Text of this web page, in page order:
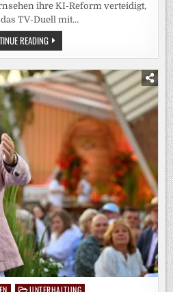
ihre KI-Reform verteidigt,
TV-Duell mit…
READINGEINE
LIVE-
TALKSHOW.
ZWEI
GEGNER.
EIN
„DUELL“
(AT):
DREHSCHLUSS
BR-/ORF-
POLITTHRILLER
URSINA
LARDI
UND
GODEHARD
GIESE